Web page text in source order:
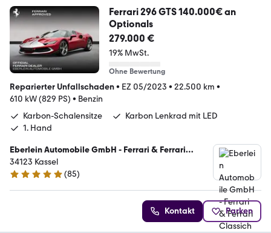
Ferrari 296 GTS 140.000€ an
Optionals
279.000 €
19% MwSt.
Ohne Bewertung
Reparierter Unfallschaden• EZ 05/2023 • 22.500 km •
610 kW (829 PS) • Benzin
Karbon-Schalensitze
Karbon Lenkrad mit LED
1. Hand
Eberlein Automobile GmbH - Ferrari & Ferrari
Classiche Vertragspartner
34123 Kassel
5 Sterne
(85)
Kontakt Parken